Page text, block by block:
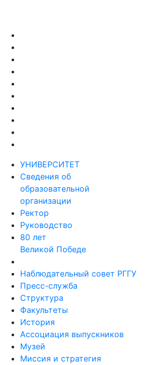
УНИВЕРСИТЕТ
Сведения об
образовательной
организации
Ректор
Руководство
80 лет
Великой Победе
Наблюдательный совет РГГУ
Пресс-служба
Структура
Факультеты
История
Ассоциация выпускников
Музей
Миссия и стратегия